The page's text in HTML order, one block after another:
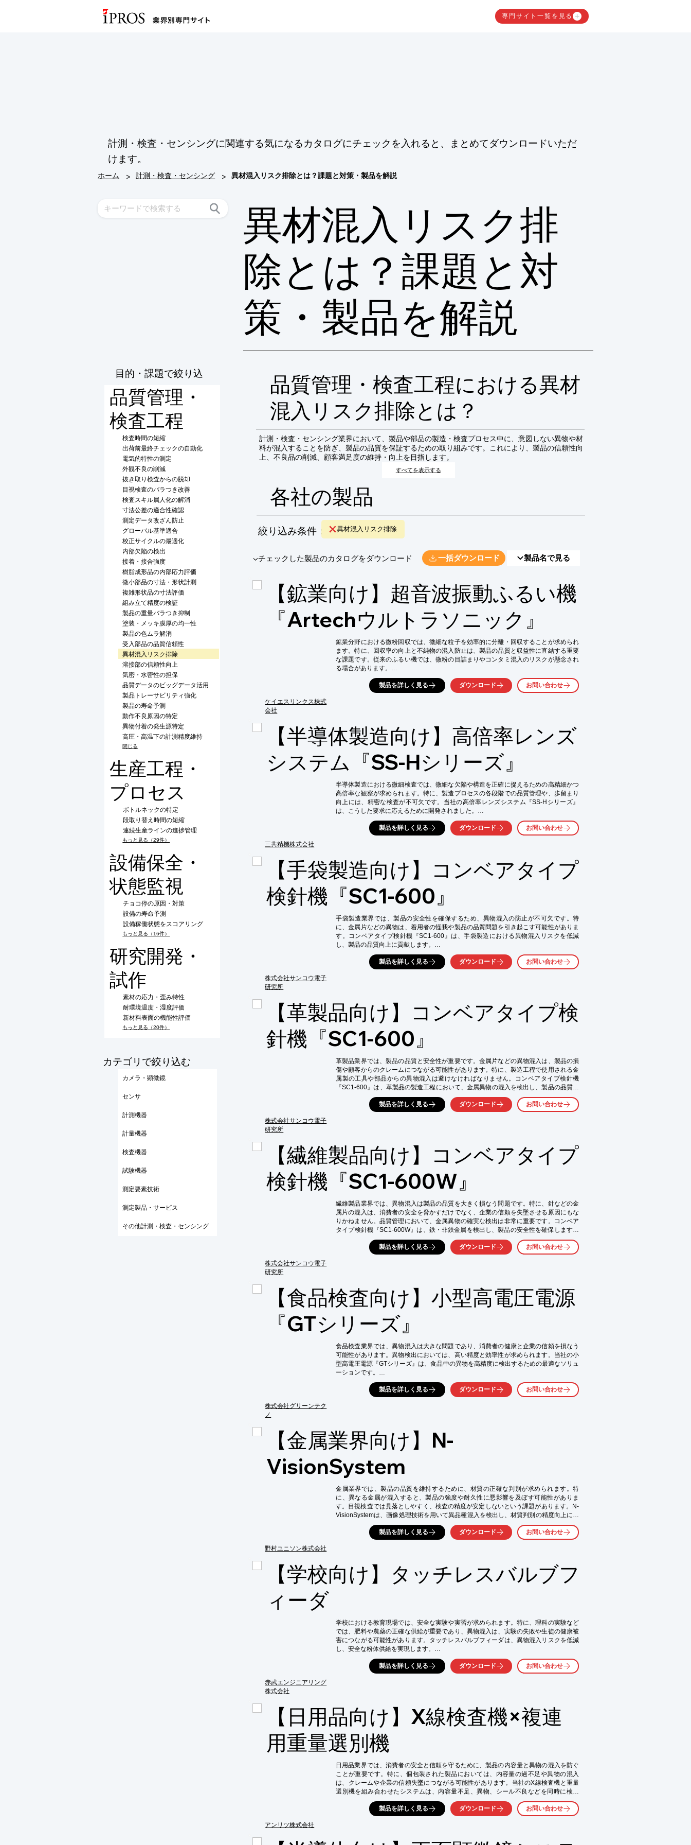
専門サイト一覧を見る
計測・検査・センシングに関連する気になるカタログにチェックを入れると、まとめてダウンロードいただ
けます。
ホーム > 計測・検査・センシング > 異材混入リスク排除とは？課題と対策・製品を解説
異材混入リスク排
除とは？課題と対
策・製品を解説
目的・課題で絞り込
む
品質管理・
検査工程
検査時間の短縮
出荷前最終チェックの自動化
電気的特性の測定
外観不良の削減
抜き取り検査からの脱却
目視検査のバラつき改善
検査スキル属人化の解消
寸法公差の適合性確認
測定データ改ざん防止
グローバル基準適合
校正サイクルの最適化
内部欠陥の検出
接着・接合強度
樹脂成形品の内部応力評価
微小部品の寸法・形状計測
複雑形状品の寸法評価
組み立て精度の検証
製品の重量バラつき抑制
塗装・メッキ膜厚の均一性
製品の色ムラ解消
受入部品の品質信頼性
異材混入リスク排除
溶接部の信頼性向上
気密・水密性の担保
品質データのビッグデータ活用
製品トレーサビリティ強化
製品の寿命予測
動作不良原因の特定
異物付着の発生源特定
高圧・高温下の計測精度維持
閉じる
生産工程・
プロセス
ボトルネックの特定
段取り替え時間の短縮
連続生産ラインの進捗管理
もっと見る（29件）
設備保全・
状態監視
チョコ停の原因・対策
設備の寿命予測
設備稼働状態をスコアリング
もっと見る（16件）
研究開発・
試作
素材の応力・歪み特性
耐環境温度・湿度評価
新材料表面の機能性評価
もっと見る（20件）
​カテゴリで絞り込む
カメラ・顕微鏡
センサ
計測機器
計量機器
検査機器
試験機器
測定要素技術
測定製品・サービス
その他計測・検査・センシング
品質管理・検査工程における異材
混入リスク排除とは？
計測・検査・センシング業界において、製品や部品の製造・検査プロセス中に、意図しない異物や材
料が混入することを防ぎ、製品の品質を保証するための取り組みです。これにより、製品の信頼性向
上、不良品の削減、顧客満足度の維持・向上を目指します。
すべてを表示する
各社の製品
絞り込み条件： 異材混入リスク排除
​▼チェックした製品のカタログをダウンロード 一括ダウンロード 製品名で見る
【鉱業向け】超音波振動ふるい機
『Artechウルトラソニック』
ケイエスリンクス株式
会社
鉱業分野における微粉回収では、微細な粒子を効率的に分離・回収することが求められ
ます。特に、回収率の向上と不純物の混入防止は、製品の品質と収益性に直結する重要
な課題です。従来のふるい機では、微粉の目詰まりやコンタミ混入のリスクが懸念され
る場合があります。
『Artechウルトラソニック』は、Artech Ultrasonic Systems社の超音波発振器を搭載
し、スクリーンにスイープ振動方式による超音波振動を加えることで、分解分級の困難
【活用シーン】
・鉱物資源の微粉回収
・精製プロセスにおける微粒子選別
・品質管理のための粒子径分析
・微粉回収率の向上
・コンタミ混入リスクの低減
・安定した選別能力の維持
製品を詳しく見る ダウンロード お問い合わせ
【半導体製造向け】高倍率レンズ
システム『SS-Hシリーズ』
三共精機株式会社
半導体製造における微細検査では、微細な欠陥や構造を正確に捉えるための高精細かつ
高倍率な観察が求められます。特に、製造プロセスの各段階での品質管理や、歩留まり
向上には、精密な検査が不可欠です。当社の高倍率レンズシステム『SS-Hシリーズ』
は、こうした要求に応えるために開発されました。
【活用シーン】
・ウェハー上の微細パターン検査
【導入の効果】
・検査精度の向上
・不良箇所の早期発見
・品質管理の強化
製品を詳しく見る ダウンロード お問い合わせ
【手袋製造向け】コンベアタイプ
検針機『SC1-600』
株式会社サンコウ電子
研究所
手袋製造業界では、製品の安全性を確保するため、異物混入の防止が不可欠です。特
に、金属片などの異物は、着用者の怪我や製品の品質問題を引き起こす可能性がありま
す。コンベアタイプ検針機『SC1-600』は、手袋製造における異物混入リスクを低減
し、製品の品質向上に貢献します。
【活用シーン】
・手袋製造ラインでの異物検査
【導入の効果】
・異物混入によるクレームの減少
・製品の品質向上
・顧客からの信頼獲得
製品を詳しく見る ダウンロード お問い合わせ
【革製品向け】コンベアタイプ検
針機『SC1-600』
株式会社サンコウ電子
研究所
革製品業界では、製品の品質と安全性が重要です。金属片などの異物混入は、製品の損
傷や顧客からのクレームにつながる可能性があります。特に、製造工程で使用される金
属製の工具や部品からの異物混入は避けなければなりません。コンベアタイプ検針機
『SC1-600』は、革製品の製造工程において、金属異物の混入を検出し、製品の品質を
確保します。
【活用シーン】
【導入の効果】
・異物混入による製品不良の削減
・顧客からの信頼性向上
・製品の品質管理体制強化
製品を詳しく見る ダウンロード お問い合わせ
【繊維製品向け】コンベアタイプ
検針機『SC1-600W』
株式会社サンコウ電子
研究所
繊維製品業界では、異物混入は製品の品質を大きく損なう問題です。特に、針などの金
属片の混入は、消費者の安全を脅かすだけでなく、企業の信頼を失墜させる原因にもな
りかねません。品質管理において、金属異物の確実な検出は非常に重要です。コンベア
タイプ検針機『SC1-600W』は、鉄・非鉄金属を検出し、製品の安全性を確保します。
ハの字型の探知部により、針の方向性による感度差が著しく減少するため、より正確な
検査が可能です。
・輸入繊維製品の検査
【導入の効果】
・異物混入によるクレームを削減
・製品の安全性を向上
・企業の信頼性向上
製品を詳しく見る ダウンロード お問い合わせ
【食品検査向け】小型高電圧電源
『GTシリーズ』
株式会社グリーンテク
ノ
食品検査業界では、異物混入は大きな問題であり、消費者の健康と企業の信頼を損なう
可能性があります。異物検出においては、高い精度と効率性が求められます。当社の小
型高電圧電源『GTシリーズ』は、食品中の異物を高精度に検出するための最適なソリュ
ーションです。
【活用シーン】
・食品製造ラインでの異物検査
【導入の効果】
・異物検出の精度向上
・検査時間の短縮
・食品の安全性の向上
・企業の信頼性向上
製品を詳しく見る ダウンロード お問い合わせ
【金属業界向け】N-
VisionSystem
野村ユニソン株式会社
金属業界では、製品の品質を維持するために、材質の正確な判別が求められます。特
に、異なる金属が混入すると、製品の強度や耐久性に悪影響を及ぼす可能性がありま
す。目視検査では見落としやすく、検査の精度が安定しないという課題があります。N-
VisionSystemは、画像処理技術を用いて異品種混入を検出し、材質判別の精度向上に貢
【活用シーン】
・品質管理部門
【導入の効果】
製品を詳しく見る ダウンロード お問い合わせ
【学校向け】タッチレスバルブフ
ィーダ
赤武エンジニアリング
株式会社
学校における教育現場では、安全な実験や実習が求められます。特に、理科の実験など
では、肥料や農薬の正確な供給が重要であり、異物混入は、実験の失敗や生徒の健康被
害につながる可能性があります。タッチレスバルブフィーダは、異物混入リスクを低減
し、安全な粉体供給を実現します。
【活用シーン】
・理科の実験
・異物混入リスクの低減
・実験の安全性の向上
・生徒の健康保護
製品を詳しく見る ダウンロード お問い合わせ
【日用品向け】X線検査機×複連
用重量選別機
アンリツ株式会社
日用品業界では、消費者の安全と信頼を守るために、製品の内容量と異物の混入を防ぐ
ことが重要です。特に、個包装された製品においては、内容量の過不足や異物の混入
は、クレームや企業の信頼失墜につながる可能性があります。当社のX線検査機と重量
選別機を組み合わせたシステムは、内容量不足、異物、シール不良などを同時に検査
し、高品質な製品の提供をサポートします。
【活用シーン】
・高速ラインでの全数検査
製品を詳しく見る ダウンロード お問い合わせ